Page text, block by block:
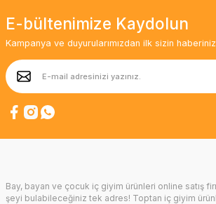
E-bültenimize Kaydolun
Kampanya ve duyurularımızdan ilk sizin
Bay, bayan ve çocuk iç giyim ürünleri online satış
şeyi bulabileceğiniz tek adres! Toptan iç giyim